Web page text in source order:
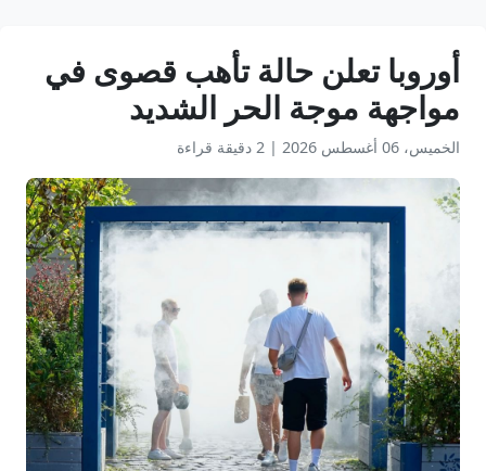
أوروبا تعلن حالة تأهب قصوى في
مواجهة موجة الحر الشديد
الخميس، 06 أغسطس 2026 | 2 دقيقة قراءة